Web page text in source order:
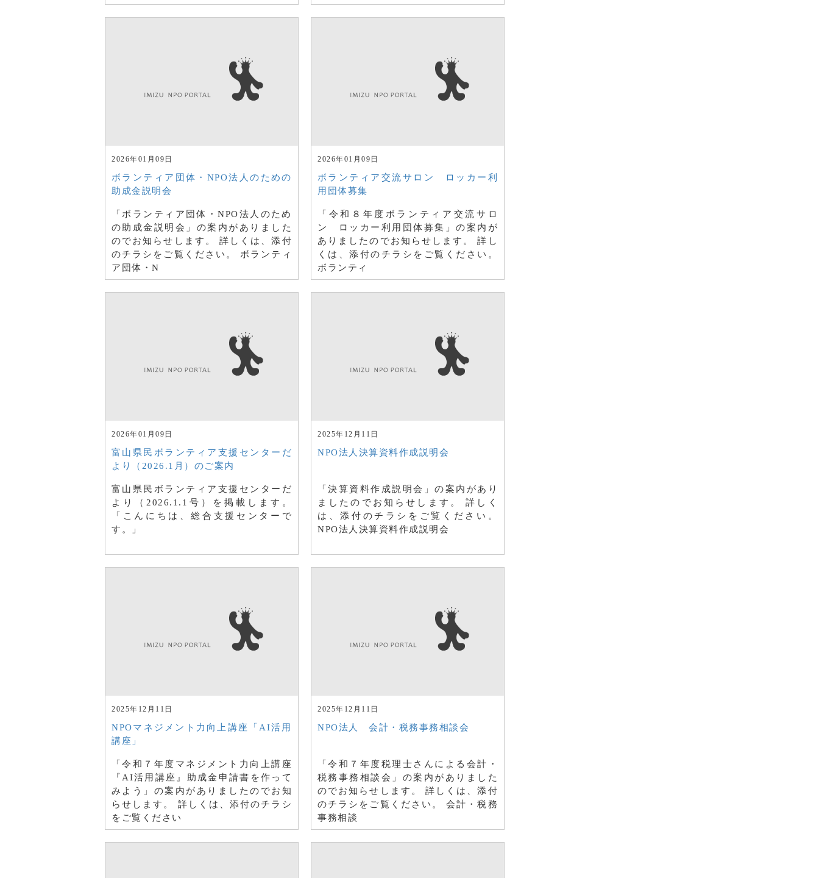
2026年01月09日
ボランティア団体・NPO法人のための
助成金説明会
「ボランティア団体・NPO法人のため
の助成金説明会」の案内がありました
のでお知らせします。 詳しくは、添付
のチラシをご覧ください。 ボランティ
ア団体・N
2026年01月09日
ボランティア交流サロン ロッカー利
用団体募集
「令和８年度ボランティア交流サロ
ン ロッカー利用団体募集」の案内が
ありましたのでお知らせします。 詳し
くは、添付のチラシをご覧ください。
ボランティ
2026年01月09日
富山県民ボランティア支援センターだ
より（2026.1月）のご案内
富山県民ボランティア支援センターだ
より（2026.1.1号）を掲載します。
「こんにちは、総合支援センターで
す。」
2025年12月11日
NPO法人決算資料作成説明会
「決算資料作成説明会」の案内があり
ましたのでお知らせします。 詳しく
は、添付のチラシをご覧ください。
NPO法人決算資料作成説明会
2025年12月11日
NPOマネジメント力向上講座「AI活用
講座」
「令和７年度マネジメント力向上講座
『AI活用講座』助成金申請書を作って
みよう」の案内がありましたのでお知
らせします。 詳しくは、添付のチラシ
をご覧ください
2025年12月11日
NPO法人 会計・税務事務相談会
「令和７年度税理士さんによる会計・
税務事務相談会」の案内がありました
のでお知らせします。 詳しくは、添付
のチラシをご覧ください。 会計・税務
事務相談